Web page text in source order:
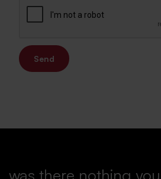
Send
was there nothing